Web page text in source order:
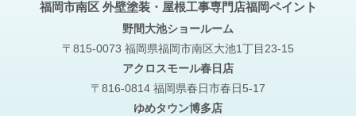
福岡市南区 外壁塗装・屋根工事専門店福岡ペイント
野間大池ショールーム
〒815-0073 福岡県福岡市南区大池1丁目23-15
アクロスモール春日店
〒816-0814 福岡県春日市春日5-17
ゆめタウン博多店